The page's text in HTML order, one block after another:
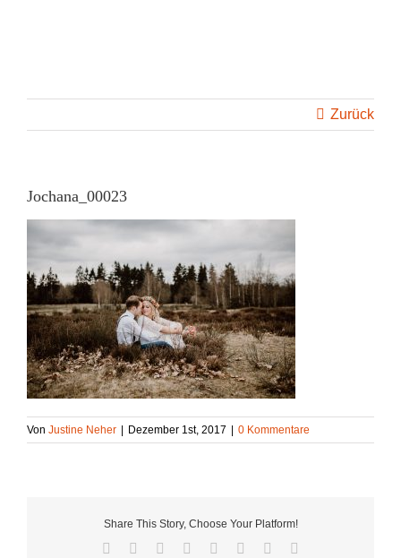
Zurück
Jochana_00023
Von Justine Neher Dezember 1st, 2017 0 Kommentare
Share This Story, Choose Your Platform!
Facebook
TwitterReddit LinkedIn
TumblrPinterest